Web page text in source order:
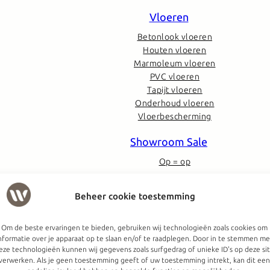
Beheer cookie toestemming
Om de beste ervaringen te bieden, gebruiken wij technologieën zoals cookies om
over je apparaat op te slaan en/of te raadplegen. Door in te stemmen
technologieën kunnen wij gegevens zoals surfgedrag of unieke ID's op deze
Als je geen toestemming geeft of uw toestemming intrekt, kan dit een
Vloeren
Betonlook vloeren
Houten vloeren
Marmoleum vloeren
PVC vloeren
Tapijt vloeren
Onderhoud vloeren
Vloerbescherming
Showroom Sale
Op = op